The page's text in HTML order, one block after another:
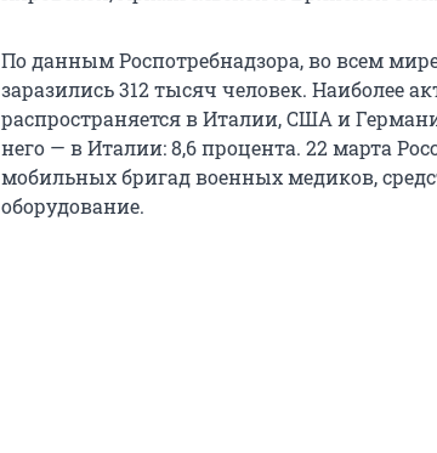
По данным Роспотребнадзора, во всем
заразились 312 тысяч человек. Наиболее
распространяется в Италии, США и
него — в Италии: 8,6 процента. 22 марта
мобильных бригад военных медиков,
оборудование.